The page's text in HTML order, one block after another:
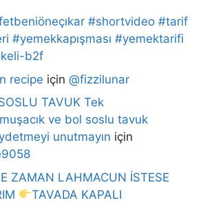
#shortvideo #tarif
#yemekkapışması #yemektarifi
b2f
recipe için @fizzilunar
TAVUK Tek
ve bol soslu tavuk
unutmayın için
ZAMAN LAHMACUN İSTESE
TAVADA KAPALI